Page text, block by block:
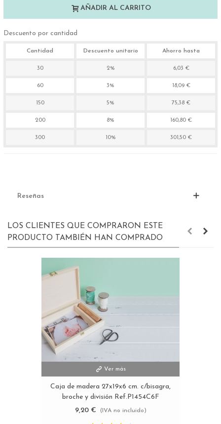
AÑADIR AL CARRITO
Descuento por cantidad
Cantidad Descuento unitario Ahorro hasta
30 2% 6,03 €
60 3% 18,09 €
150 5% 75,38 €
200 8% 160,80 €
300 10% 301,50 €
Reseñas
LOS CLIENTES QUE COMPRARON ESTE
PRODUCTO TAMBIÉN HAN COMPRADO
Ver más
Caja de madera 27x19x6 cm. c/bisagra,
broche y división Ref.P1454C6F
9,20 €
(IVA no incluido)